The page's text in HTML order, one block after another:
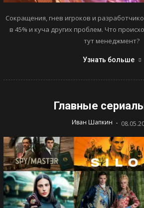
Сокращения, гнев игроков и
в 45% и куча других проблем. Что
тут менеджмент?
Узнать больше
Главные
Иван Шапкин -